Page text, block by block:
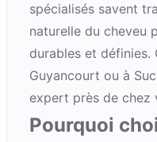
spécialisés savent
naturelle du cheveu
durables et définies.
Guyancourt ou à
expert près de chez
Pourquoi